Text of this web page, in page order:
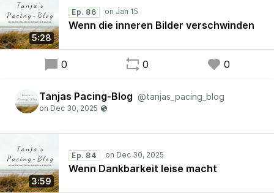
5:28
Ep. 86
Wenn die inneren Bilder verschwinden
0 0 0
Tanjas Pacing-Blog @tanjas_pacing_blog
3:59
Ep. 84
Wenn Dankbarkeit leise macht